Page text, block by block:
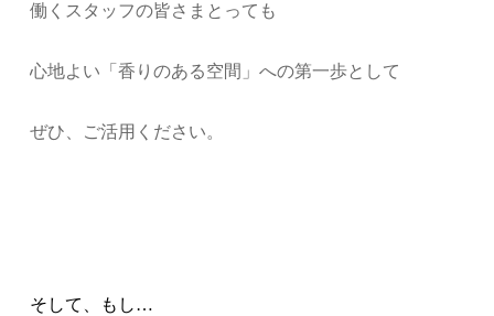
働くスタッフの皆さまとっても
心地よい「香りのある空間」への第一歩として
ぜひ、ご活用ください。
そして、もし…